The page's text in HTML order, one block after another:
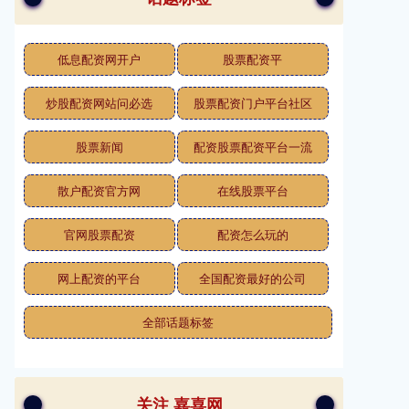
低息配资网开户 股票配资平
炒股配资网站问必选 股票配资门户平台社区
股票新闻 配资股票配资平台一流
散户配资官方网 在线股票平台
官网股票配资 配资怎么玩的
网上配资的平台 全国配资最好的公司
全部话题标签
关注 嘉喜网